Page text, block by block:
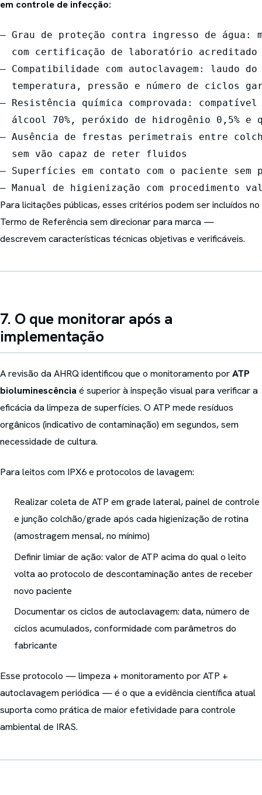
em controle de infecção:
— Grau de proteção contra ingresso de água:
  com certificação de laboratório acreditado
— Compatibilidade com autoclavagem: laudo
temperatura, pressão e número de ciclos
— Resistência química comprovada:
álcool 70%, peróxido de hidrogênio 0,5% e
— Ausência de frestas perimetrais entre
  sem vão capaz de reter fluidos
— Superfícies em contato com o paciente sem
Para licitações públicas, esses critérios podem ser incluídos no
Termo de Referência sem direcionar para marca —
descrevem características técnicas objetivas e verificáveis.
7. O que monitorar após a
implementação
A revisão da AHRQ identificou que o monitoramento porATP
bioluminescência é superior à inspeção visual para verificar a
eficácia da limpeza de superfícies. O ATP mede resíduos
orgânicos (indicativo de contaminação) em segundos, sem
necessidade de cultura.
Para leitos com IPX6 e protocolos de lavagem:
Realizar coleta de ATP em grade lateral, painel de controle
e junção colchão/grade após cada higienização de rotina
(amostragem mensal, no mínimo)
Definir limiar de ação: valor de ATP acima do qual o leito
volta ao protocolo de descontaminação antes de receber
novo paciente
Documentar os ciclos de autoclavagem: data, número de
ciclos acumulados, conformidade com parâmetros do
fabricante
Esse protocolo — limpeza + monitoramento por ATP +
autoclavagem periódica — é o que a evidência científica atual
suporta como prática de maior efetividade para controle
ambiental de IRAS.